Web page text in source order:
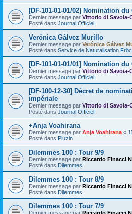
[DF-101-01-01/02] Nomination
Dernier message par Vittorio di Savoia-
Posté dans Journal Officiel
Verónica Gálvez Murillo
Dernier message par Verónica Gálvez
Posté dans Service de Naturalisation
[DF-101-01-01/01] Nomination
Dernier message par Vittorio di Savoia-
Posté dans Journal Officiel
[DF-100-12-30] Décret de
impériale
Dernier message par Vittorio di Savoia-
Posté dans Journal Officiel
+Anja Voahirana
Dernier message par Anja Voahirana «
Posté dans Pluzin
Dilemmes 100 : Tour 9/9
Dernier message par Riccardo Finacci
Posté dans Dilemmes
Dilemmes 100 : Tour 8/9
Dernier message par Riccardo Finacci
Posté dans Dilemmes
Dilemmes 100 : Tour 7/9
Dernier message par Riccardo Finacci